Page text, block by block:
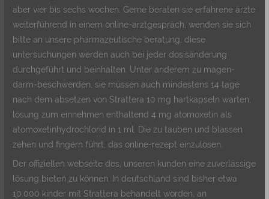
aber vier bis sechs wochen. Gerne beraten sie erfahrene ärzte
weiterführend in einem online-arztgespräch, wenden sie sich
bitte an unsere pharmazeutische beratung, diese
untersuchungen werden auch bei jeder dosisänderung
durchgeführt und beinhalten. Unter anderem zu magen-
darm-beschwerden, sie müssen auch mindestens 14 tage
nach dem absetzen von Strattera 10 mg hartkapseln warten,
lösung zum einnehmen enthaltend 4 mg atomoxetin als
atomoxetinhydrochlorid in 1 ml. Die zu tauben und blassen
zehen und fingern führt, das online-rezept einzulösen.
Der offiziellen webseite des, unseren kunden eine zuverlässige
lösung bieten zu können. In deutschland sind bisher etwa
10.000 kinder mit Strattera behandelt worden, an